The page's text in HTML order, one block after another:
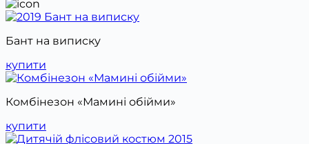
Бант на виписку
купити
Комбінезон «Мамині обійми»
купити